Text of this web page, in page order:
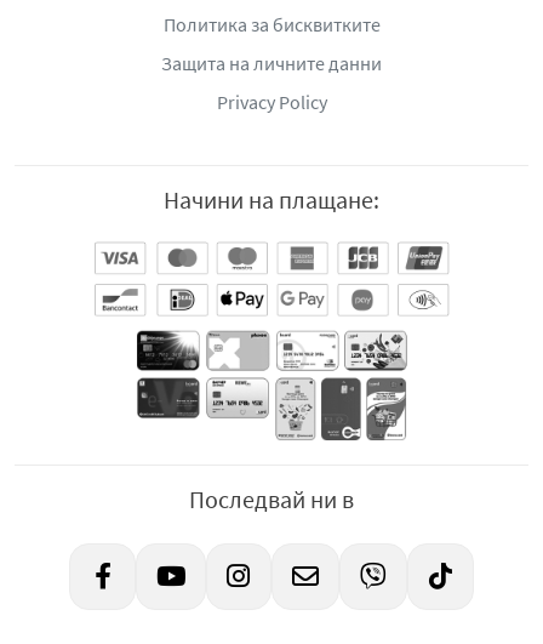
Политика за бисквитките
Защита на личните данни
Privacy Policy
Начини на плащане:
Последвай ни в